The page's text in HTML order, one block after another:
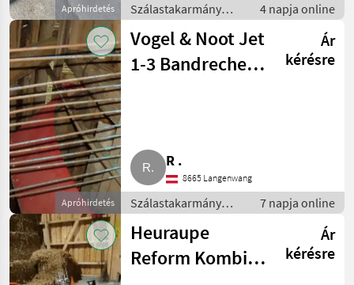
Apróhirdetés
Szálastakarmány
betakarítók / Hegyi
gépesítés
4 napja online
Apróhirdetés
Vogel & Noot Jet
1-3 Bandrechen
Ár
kérésre
R .
8665 Langenwang
Szálastakarmány
betakarítók / Hegyi
gépesítés
7 napja online
Heuraupe
Reform Kombi
Ár
kérésre